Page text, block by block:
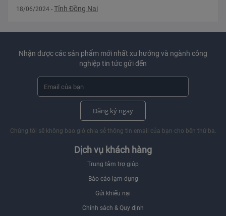
tiếng trên thị trường và là m
18/06/2024 - Tỉnh Đồng Nai
Nhận được các sản phẩm mới nhất xu hướng và ngành công
nghiệp tin tức gửi đến
Đăng ký ngay
Chúng tôi sẽ không bao giờ chia sẻ thông tin email của bạn cho bên thứ ba.
Dịch vụ khách hàng
Trung tâm trợ giúp
Báo cáo lạm dụng
Gửi khiếu nại
Chính sách & Quy định